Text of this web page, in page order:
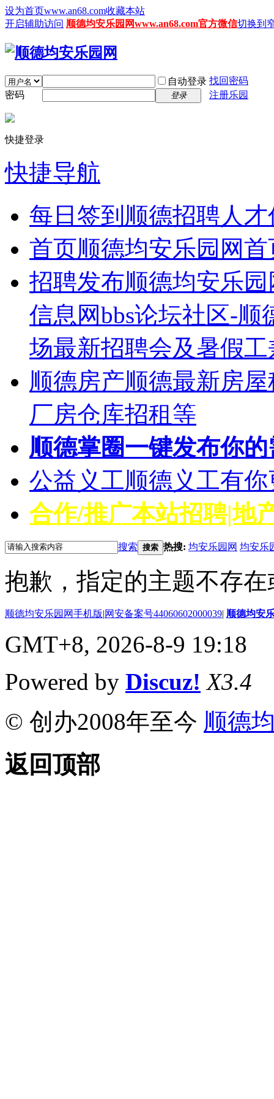
设为首页www.an68.com收藏本站
开启辅助访问 顺德均安乐园网www.an68.com官方微信切换到
自动登录 找回密码
密码
登录 注册乐园
快捷登录
快捷导航
每日签到 顺德招聘人
首页顺德均安乐园网首
招聘发布顺德均安乐
信息网bbs论坛社区-
场最新招聘会及暑假
顺德房产顺德最新房
厂房仓库招租等
顺德掌圈一键发布你
公益义工顺德义工有
合作/推广本站招聘|地
搜索 搜索 热搜: 均安乐园网 均安乐
抱歉，指定的主题不存
顺德均安乐园网手机版|网安备案号44060602000039| 顺德均安
GMT+8, 2026-8-9 19:18
Powered by Discuz! X3.4
© 创办2008年至今 顺德
返回顶部